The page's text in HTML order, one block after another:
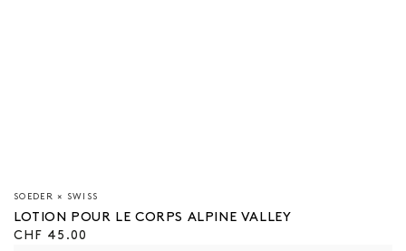
Vendeur/vendeuse
:
SOEDER × SWISS
LOTION POUR LE CORPS ALPINE VALLEY
Prix
CHF 45.00